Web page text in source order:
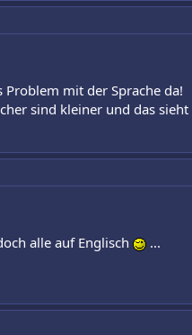
mit der Sprache da!
sind kleiner und das
alle auf Englisch ...